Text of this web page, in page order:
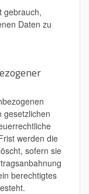
gebrauch,
Daten zu
gesetzlichen
werden die
sofern sie
berechtigtes